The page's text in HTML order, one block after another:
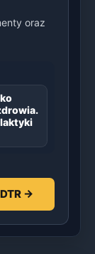
oraz
→